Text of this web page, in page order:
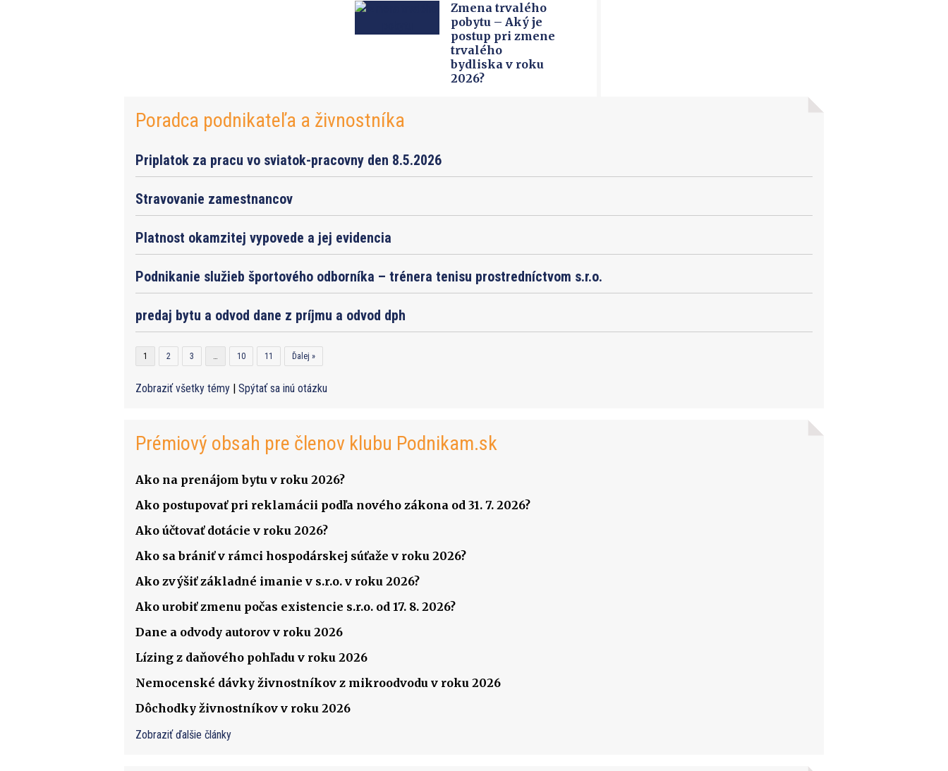
Zmena trvalého
pobytu – Aký je
postup pri zmene
trvalého
bydliska v roku
2026?
Poradca podnikateľa a živnostníka
Priplatok za pracu vo sviatok-pracovny den 8.5.2026
Stravovanie zamestnancov
Platnost okamzitej vypovede a jej evidencia
Podnikanie služieb športového odborníka – trénera tenisu prostredníctvom s.r.o.
predaj bytu a odvod dane z príjmu a odvod dph
1 2 3 … 10 11 Ďalej »
Zobraziť všetky témy Spýtať sa inú otázku
Prémiový obsah pre členov klubu Podnikam.sk
Ako na prenájom bytu v roku 2026?
Ako postupovať pri reklamácii podľa nového zákona od 31. 7. 2026?
Ako účtovať dotácie v roku 2026?
Ako sa brániť v rámci hospodárskej súťaže v roku 2026?
Ako zvýšiť základné imanie v s.r.o. v roku 2026?
Ako urobiť zmenu počas existencie s.r.o. od 17. 8. 2026?
Dane a odvody autorov v roku 2026
Lízing z daňového pohľadu v roku 2026
Nemocenské dávky živnostníkov z mikroodvodu v roku 2026
Dôchodky živnostníkov v roku 2026
Zobraziť ďalšie články